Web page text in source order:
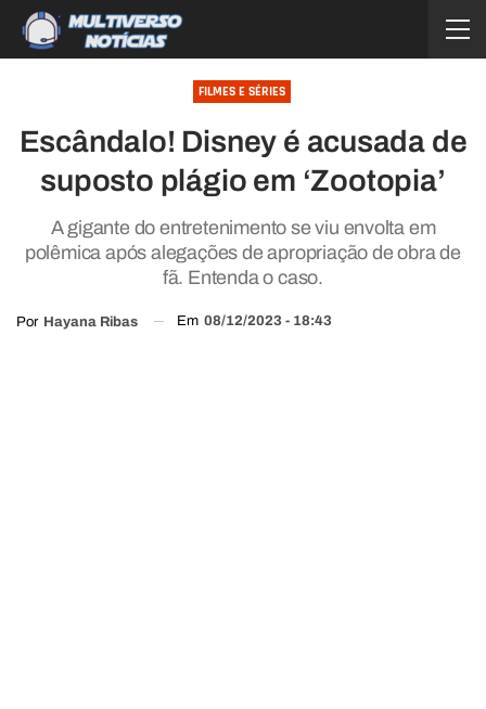
FILMES E SÉRIES
Escândalo! Disney é acusada de
suposto plágio em ‘Zootopia’
A gigante do entretenimento se viu envolta em
polêmica após alegações de apropriação de obra de
fã. Entenda o caso.
Por Hayana Ribas Em 08/12/2023 - 18:43